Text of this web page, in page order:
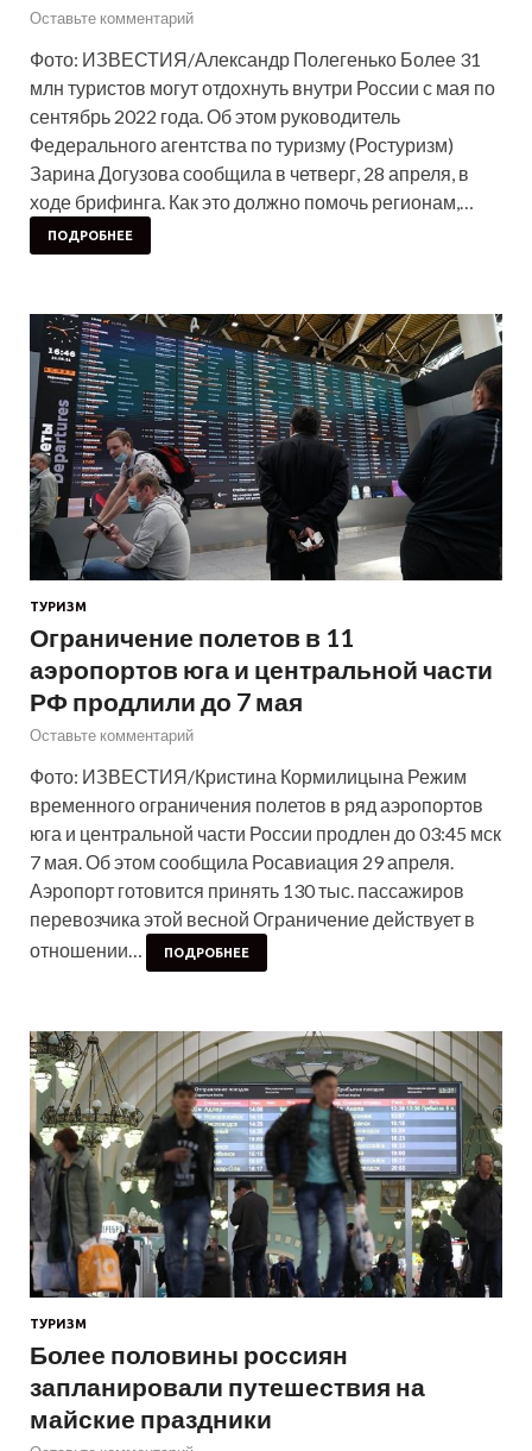
Оставьте комментарий
Фото: ИЗВЕСТИЯ/Александр Полегенько Более 31
млн туристов могут отдохнуть внутри России с мая по
сентябрь 2022 года. Об этом руководитель
Федерального агентства по туризму (Ростуризм)
Зарина Догузова сообщила в четверг, 28 апреля, в
ходе брифинга. Как это должно помочь регионам,…
ПОДРОБНЕЕ
ТУРИЗМ
Ограничение полетов в 11
аэропортов юга и центральной части
РФ продлили до 7 мая
Оставьте комментарий
Фото: ИЗВЕСТИЯ/Кристина Кормилицына Режим
временного ограничения полетов в ряд аэропортов
юга и центральной части России продлен до 03:45 мск
7 мая. Об этом сообщила Росавиация 29 апреля.
Аэропорт готовится принять 130 тыс. пассажиров
перевозчика этой весной Ограничение действует в
отношении…
ПОДРОБНЕЕ
ТУРИЗМ
Более половины россиян
запланировали путешествия на
майские праздники